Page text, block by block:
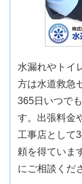
水漏れやトイ
方は水道救急
365日いつで
す。出張料金
工事店として
頼を得ていま
にご相談くだ